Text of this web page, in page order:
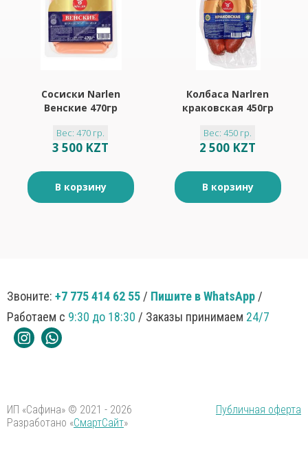
Сосиски Narlen
Венские 470гр
Вес: 470 гр.
3 500 KZT
В корзину
Колбаса Narlren
краковская 450гр
Вес: 450 гр.
2 500 KZT
В корзину
Звоните: +7 775 414 62 55 / Пишите в WhatsApp /
Работаем с 9:30 до 18:30 / Заказы принимаем 24/7
ИП «Сафина» © 2021 - 2026
Публичная оферта
Разработано «СмартСайт»